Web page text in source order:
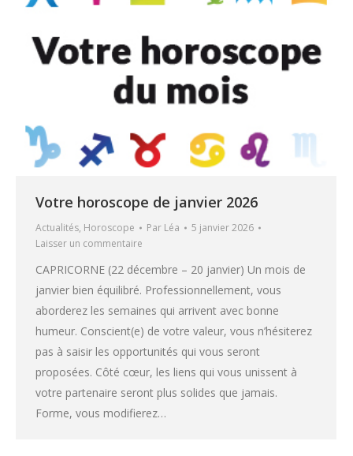
Votre horoscope de janvier 2026
Actualités, Horoscope Par Léa
5 janvier 2026
Laisser un commentaire
CAPRICORNE (22 décembre – 20 janvier) Un mois de
janvier bien équilibré. Professionnellement, vous
aborderez les semaines qui arrivent avec bonne
humeur. Conscient(e) de votre valeur, vous n’hésiterez
pas à saisir les opportunités qui vous seront
proposées. Côté cœur, les liens qui vous unissent à
votre partenaire seront plus solides que jamais.
Forme, vous modifierez…